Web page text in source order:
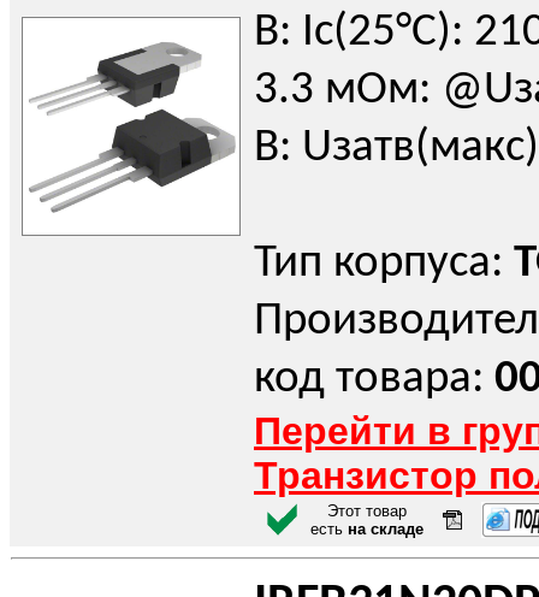
В: Iс(25°C):
3.3 мОм:
В:
Тип корпуса:
код товара:
Перейти в
Транзистор
Этот товар
есть на складе